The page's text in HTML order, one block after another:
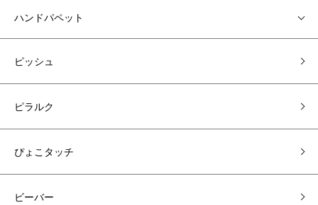
ハンドパペット
ピッシュ
ピラルク
ぴょこタッチ
ビーバー